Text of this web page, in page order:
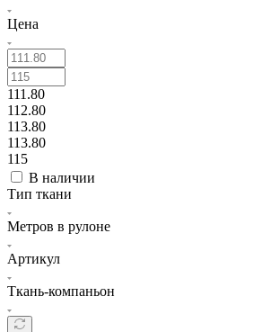
Цена
111.80
112.80
113.80
113.80
115
В наличии
Тип ткани
Метров в рулоне
Артикул
Ткань-компаньон